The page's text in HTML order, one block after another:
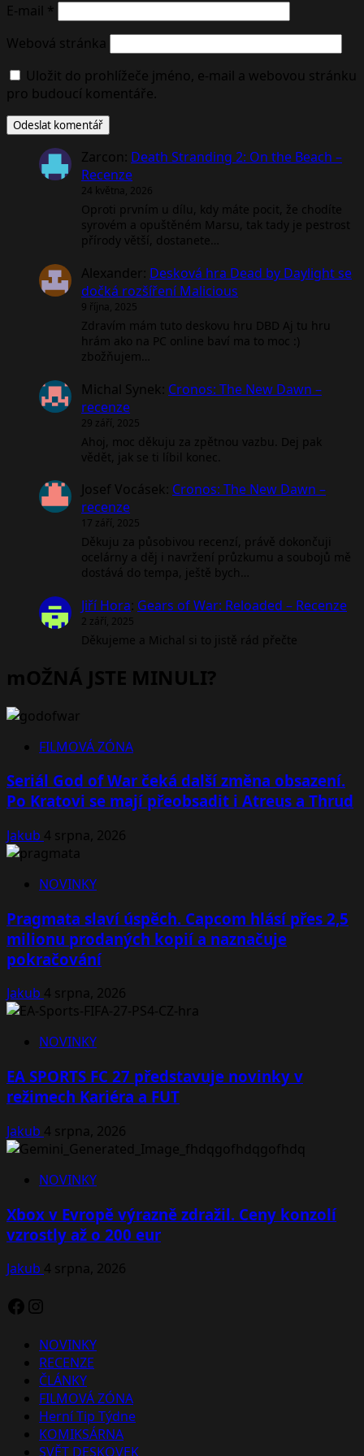
E-mail *
Webová stránka
Uložit do prohlížeče jméno, e-mail a webovou stránku
pro budoucí komentáře.
Zarcon: Death Stranding 2: On the Beach –
Recenze
24 května, 2026
Oproti prvním u dílu, kdy máte pocit, že chodíte
syrovém a opuštěném Marsu, tak tady je pestrost
přírody větší, dostanete…
Alexander: Desková hra Dead by Daylight se
dočká rozšíření Malicious
9 října, 2025
Zdravím mám tuto deskovu hru DBD Aj tu hru
hrám ako na PC online baví ma to moc :)
zbožňujem…
Michal Synek: Cronos: The New Dawn –
recenze
29 září, 2025
Ahoj, moc děkuju za zpětnou vazbu. Dej pak
vědět, jak se ti líbil konec.
Josef Vocásek: Cronos: The New Dawn –
recenze
17 září, 2025
Děkuju za působivou recenzí, právě dokončuji
ocelárny a děj i navržení průzkumu a soubojů mě
dostává do tempa, ještě bych…
Jiří Hora: Gears of War: Reloaded – Recenze
2 září, 2025
Děkujeme a Michal si to jistě rád přečte
mOŽNÁ JSTE MINULI?
FILMOVÁ ZÓNA
Seriál God of War čeká další změna obsazení.
Po Kratovi se mají přeobsadit i Atreus a Thrud
Jakub 4 srpna, 2026
NOVINKY
Pragmata slaví úspěch. Capcom hlásí přes 2,5
milionu prodaných kopií a naznačuje
pokračování
Jakub 4 srpna, 2026
NOVINKY
EA SPORTS FC 27 představuje novinky v
režimech Kariéra a FUT
Jakub 4 srpna, 2026
NOVINKY
Xbox v Evropě výrazně zdražil. Ceny konzolí
vzrostly až o 200 eur
Jakub 4 srpna, 2026
Facebook
Instagram
NOVINKY
RECENZE
ČLÁNKY
FILMOVÁ ZÓNA
Herní Tip Týdne
KOMIKSÁRNA
SVĚT DESKOVEK